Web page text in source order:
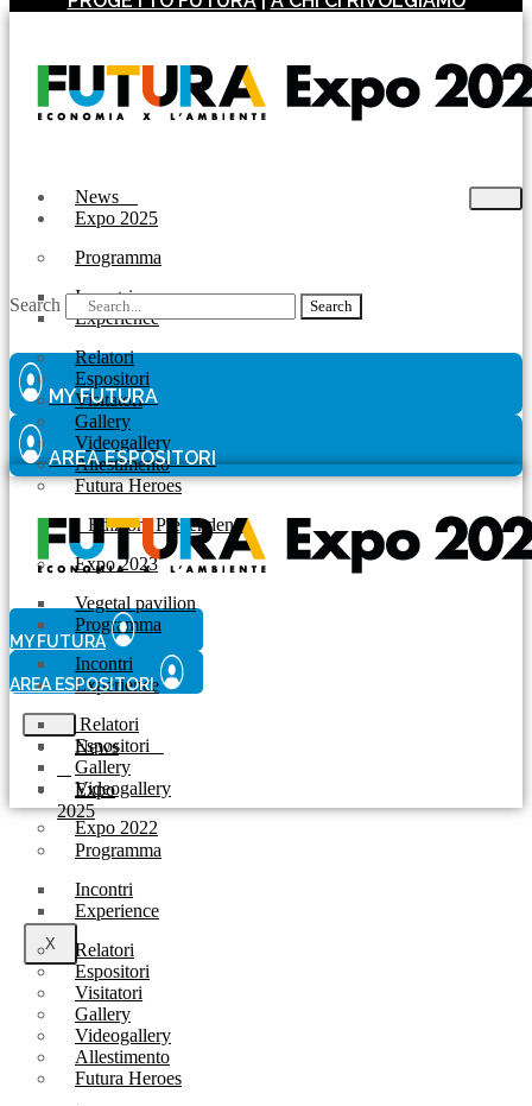
News
Expo 2025
Programma
Incontri
Experience
Relatori
Espositori
Visitatori
Gallery
Videogallery
Allestimento
Futura Heroes
| Edizioni Precendenti
Expo 2023
Vegetal pavilion
Programma
Incontri
Experience
Relatori
Espositori
Gallery
Videogallery
Expo 2022
X
Search Search
MY FUTURA
AREA ESPOSITORI
MY FUTURA
AREA ESPOSITORI
News
Expo
2025
Programma
Incontri
Experience
Relatori
Espositori
Visitatori
Gallery
Videogallery
Allestimento
Futura Heroes